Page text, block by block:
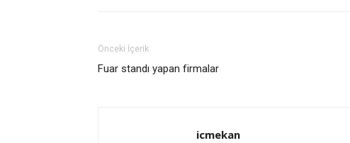
Önceki İçerik
Fuar standı yapan firmalar
icmekan